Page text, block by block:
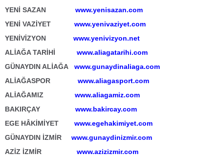
YENİ SAZAN www.yenisazan.com
YENİ VAZİYET www.yenivaziyet.com
YENİVİZYON www.yenivizyon.net
ALİAĞA TARİHİ www.aliagatarihi.com
GÜNAYDIN ALİAĞA
www.gunaydinaliaga.com
ALİAĞASPOR www.aliagasport.com
ALİAĞAMIZ www.aliagamiz.com
BAKIRÇAY www.bakircay.com
EGE HÂKİMİYET www.egehakimiyet.com
GÜNAYDIN İZMİR www.gunaydinizmir.com
AZİZ İZMİR www.azizizmir.com